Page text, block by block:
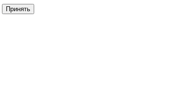
Принять